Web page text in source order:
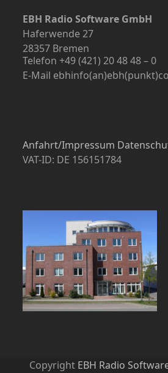
EBH Radio Software GmbH
Haferwende 27
28357 Bremen
Telefon +49 (421) 20 48 48 – 0
E-Mail
Anfahrt/Impressum
VAT-ID: DE 156151784
Copyright EBH Radio